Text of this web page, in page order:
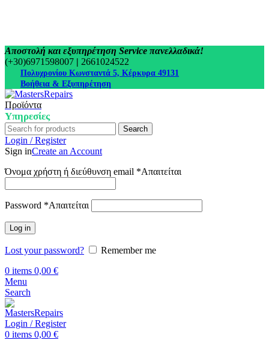
Αποστολή και εξυπηρέτηση Service πανελλαδικά!
(+30)6971598007 | 2661024522
Πολυχρονίου Κωνσταντά 5, Κέρκυρα 49131
Βοήθεια & Εξυπηρέτηση
Προϊόντα
Υπηρεσίες
Search
Login / Register
Sign inCreate an Account
Όνομα χρήστη ή διεύθυνση email *Απαιτείται
Password *Απαιτείται
Log in
Lost your password?
Remember me
0 items 0,00 €
Menu
Search
Login / Register
0 items 0,00 €